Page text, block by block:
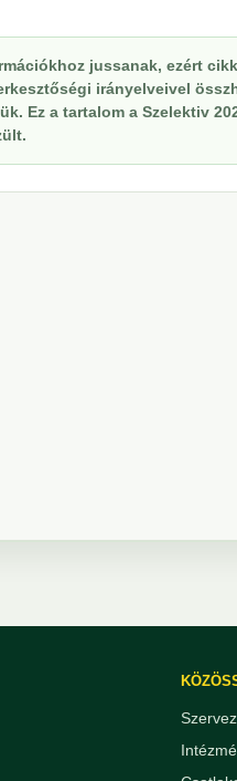
jussanak, ezért
irányelveivel
Ez a tartalom a Szelektiv